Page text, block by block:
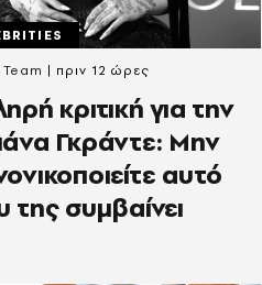
κριτική για την
Γκράντε: Μην
αυτό
της συμβαίνει
πριν 12 ώρες